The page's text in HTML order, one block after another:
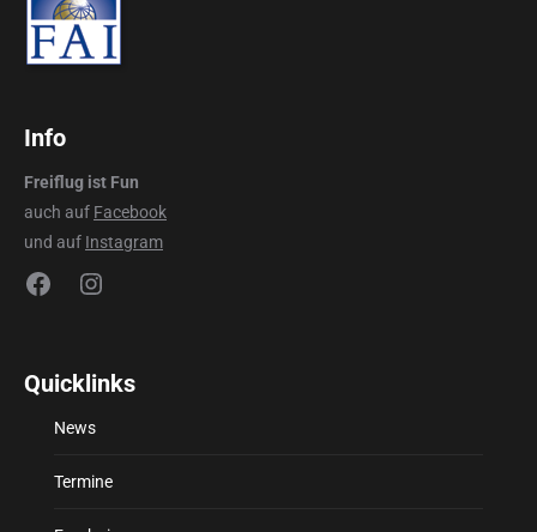
Info
Freiflug ist Fun
auch auf Facebook
und auf Instagram
FacebookInstagram
Quicklinks
News
Termine